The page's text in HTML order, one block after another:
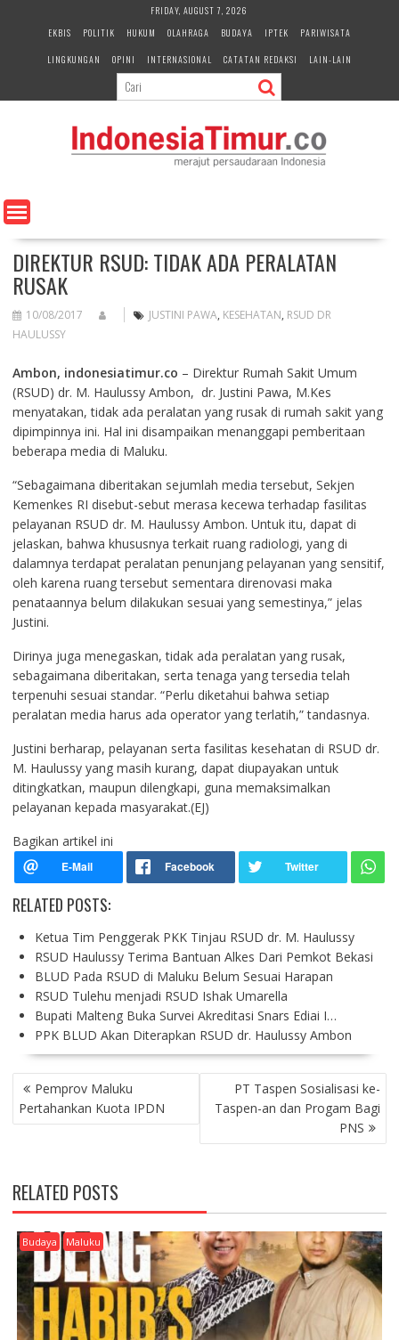
e
n
FRIDAY, AUGUST 7, 2026
EKBIS
POLITIK HUKUM OLAHRAGA BUDAYA IPTEK
PARIWISATA
LINGKUNGAN
OPINI INTERNASIONAL CATATAN REDAKSI LAIN-LAIN
DIREKTUR RSUD: TIDAK ADA PERALATAN
RUSAK
10/08/2017 JUSTINI PAWA, KESEHATAN, RSUD DR
HAULUSSY
Ambon, indonesiatimur.co – Direktur Rumah Sakit Umum
(RSUD) dr. M. Haulussy Ambon, dr. Justini Pawa, M.Kes
menyatakan, tidak ada peralatan yang rusak di rumah sakit yang
dipimpinnya ini. Hal ini disampaikan menanggapi pemberitaan
beberapa media di Maluku.
“Sebagaimana diberitakan sejumlah media tersebut, Sekjen
Kemenkes RI disebut-sebut merasa kecewa terhadap fasilitas
pelayanan RSUD dr. M. Haulussy Ambon. Untuk itu, dapat di
jelaskan, bahwa khususnya terkait ruang radiologi, yang di
dalamnya terdapat peralatan penunjang pelayanan yang sensitif,
oleh karena ruang tersebut sementara direnovasi maka
penataannya belum dilakukan sesuai yang semestinya,” jelas
Justini.
Dirinya juga menegaskan, tidak ada peralatan yang rusak,
sebagaimana diberitakan, serta tenaga yang tersedia telah
terpenuhi sesuai standar. “Perlu diketahui bahwa setiap
peralatan media harus ada operator yang terlatih,” tandasnya.
Justini berharap, pelayanan serta fasilitas kesehatan di RSUD dr.
M. Haulussy yang masih kurang, dapat diupayakan untuk
ditingkatkan, maupun dilengkapi, guna memaksimalkan
pelayanan kepada masyarakat.(EJ)
Bagikan artikel ini
RELATED POSTS:
Ketua Tim Penggerak PKK Tinjau RSUD dr. M. Haulussy
RSUD Haulussy Terima Bantuan Alkes Dari Pemkot Bekasi
BLUD Pada RSUD di Maluku Belum Sesuai Harapan
RSUD Tulehu menjadi RSUD Ishak Umarella
Bupati Malteng Buka Survei Akreditasi Snars Ediai I…
PPK BLUD Akan Diterapkan RSUD dr. Haulussy Ambon
P
O
S
A
V
I
G
A
T
O
Pemprov Maluku
Pertahankan Kuota IPDN
PT Taspen Sosialisasi ke-
Taspen-an dan Progam Bagi
PNS
RELATED POSTS
Budaya Maluku